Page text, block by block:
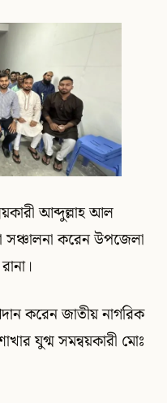
আব্দুল্লাহ আল
সঞ্চালনা করেন উপজেলা
করেন জাতীয় নাগরিক
যুগ্ম সমন্বয়কারী মোঃ